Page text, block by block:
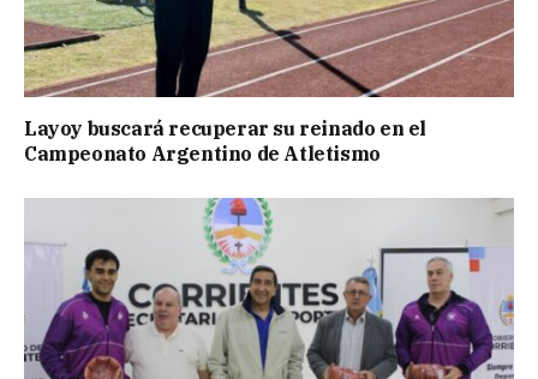
Layoy buscará recuperar su reinado en el
Campeonato Argentino de Atletismo